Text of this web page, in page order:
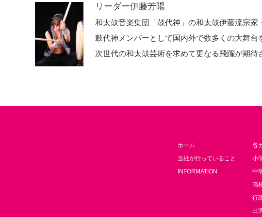
リーダー伊藤芳陽
和太鼓音楽集団「鼓代神」の和太鼓伊藤流宗家
鼓代神メンバーとして国内外で数多くの大舞台
次世代の和太鼓芸術を求めて更なる飛躍が期待
ホーム
当社が行っていること
INFORMATION
各
小
中
高
行
出